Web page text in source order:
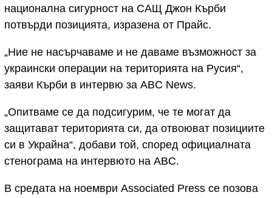
национална сигурност на САЩ Джон Кърби
потвърди позицията, изразена от Прайс.
„Ние не насърчаваме и не даваме възможност за
украински операции на територията на Русия“,
заяви Кърби в интервю за ABC News.
„Опитваме се да подсигурим, че те могат да
защитават територията си, да отвоюват позициите
си в Украйна“, добави той, според официалната
стенограма на интервюто на ABC.
В средата на ноември Associated Press се позова